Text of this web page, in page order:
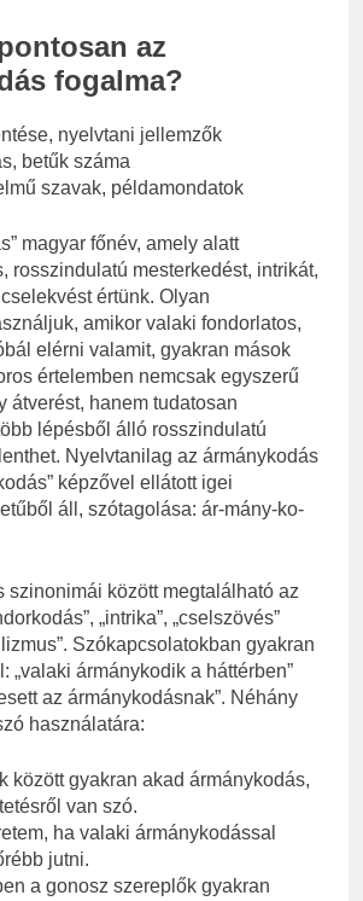
az
fogalma?
nyelvtani jellemzők
betűk száma
szavak, példamondatok
magyar főnév, amely alatt
rosszindulatú mesterkedést, intrikát,
értünk. Olyan
amikor valaki fondorlatos,
elérni valamit, gyakran mások
értelemben nemcsak egyszerű
átverést, hanem tudatosan
lépésből álló rosszindulatú
Nyelvtanilag az ármánykodás
képzővel ellátott igei
áll, szótagolása: ár-mány-ko-
szinonimái között megtalálható az
„intrika”, „cselszövés”
Szókapcsolatokban gyakran
„valaki ármánykodik a háttérben”
az ármánykodásnak”. Néhány
használatára:
között gyakran akad ármánykodás,
van szó.
ha valaki ármánykodással
jutni.
a gonosz szereplők gyakran